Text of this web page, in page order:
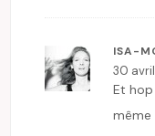
ISA-
30
Et
même